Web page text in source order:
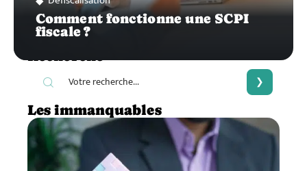
Comment fonctionne une SCPI
fiscale ?
Recherche
Les immanquables